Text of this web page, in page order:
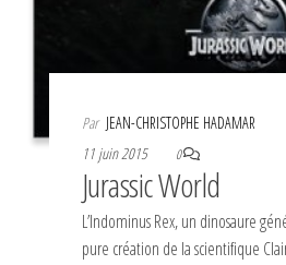
Par JEAN-CHRISTOPHE HADAMAR
11 juin 2015
0
Jurassic World
L’Indominus Rex, un dinosaure
pure création de la scientifique